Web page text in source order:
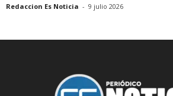
Redaccion Es Noticia - 9 julio 2026